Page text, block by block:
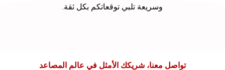
وسريعة تلبي توقعاتكم بكل ثقة.
تواصل معنا، شريكك الأمثل في عالم المصاعد